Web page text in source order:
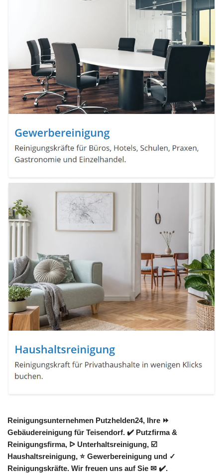
Reinigungsunternehmen Putzhelden24, Ihre ⏩
Gebäudereinigung für Teisendorf. ✔️ Putzfirma &
Reinigungsfirma, ᐅ Unterhaltsreinigung, ☑️
Haushaltsreinigung, ⭐ Gewerbereinigung und ✓
Reinigungskräfte. Wir freuen uns auf Sie ✉ ✔️.